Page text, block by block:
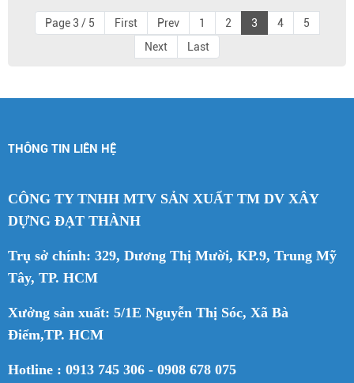
Page 3 / 5 First Prev 1 2 3 4
5
Next
Last
THÔNG TIN LIÊN HỆ
CÔNG TY TNHH MTV SẢN XUẤT TM DV XÂY
DỰNG ĐẠT THÀNH
Trụ sở chính: 329, Dương Thị Mười, KP.9, Trung Mỹ
Tây, TP. HCM
Xưởng sản xuất: 5/1E Nguyễn Thị Sóc, Xã Bà
Điểm,TP. HCM
Hotline : 0913 745 306 - 0908 678 075